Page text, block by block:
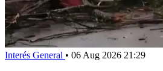
Interés General • 06 Aug 2026 21:29